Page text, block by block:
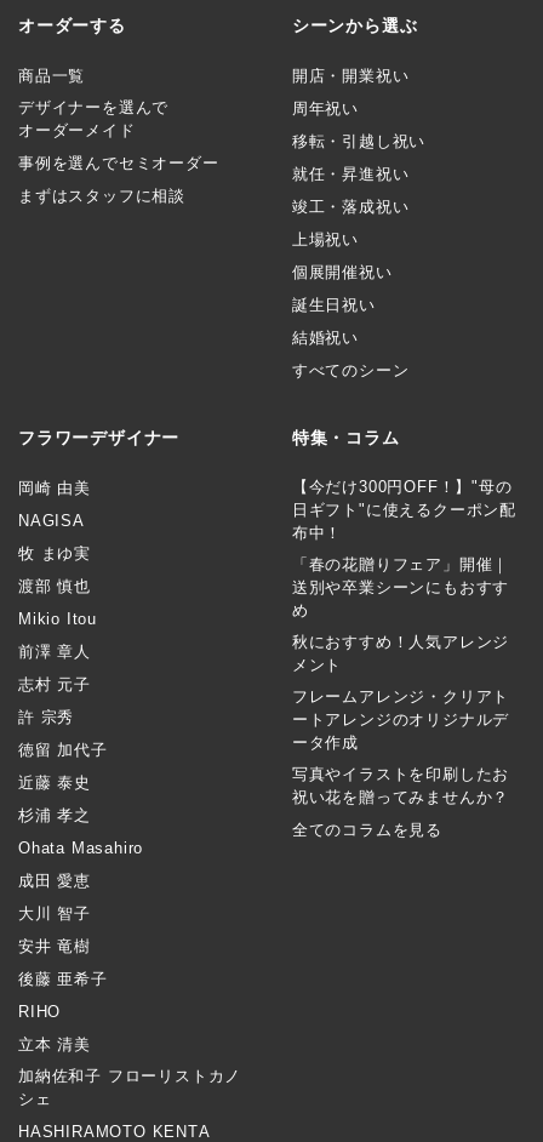
オーダーする
商品一覧
デザイナーを選んで
オーダーメイド
事例を選んでセミオーダー
まずはスタッフに相談
シーンから選ぶ
開店・開業祝い
周年祝い
移転・引越し祝い
就任・昇進祝い
竣工・落成祝い
上場祝い
個展開催祝い
誕生日祝い
結婚祝い
すべてのシーン
フラワーデザイナー
岡崎 由美
NAGISA
牧 まゆ実
渡部 慎也
Mikio Itou
前澤 章人
志村 元子
許 宗秀
徳留 加代子
近藤 泰史
杉浦 孝之
Ohata Masahiro
成田 愛恵
大川 智子
安井 竜樹
後藤 亜希子
RIHO
立本 清美
加納佐和子 フローリストカノ
シェ
HASHIRAMOTO KENTA
特集・コラム
【今だけ300円OFF！】"母の
日ギフト"に使えるクーポン配
布中！
「春の花贈りフェア」開催｜
送別や卒業シーンにもおすす
め
秋におすすめ！人気アレンジ
メント
フレームアレンジ・クリアト
ートアレンジのオリジナルデ
ータ作成
写真やイラストを印刷したお
祝い花を贈ってみませんか？
全てのコラムを見る